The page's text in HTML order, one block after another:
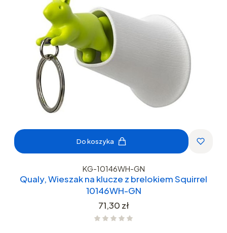
Do koszyka
KG-10146WH-GN
Qualy, Wieszak na klucze z brelokiem Squirrel
10146WH-GN
Cena
71,30 zł